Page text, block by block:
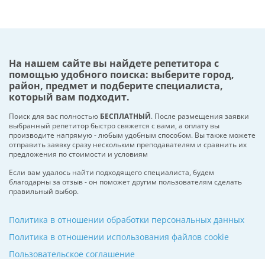
На нашем сайте вы найдете репетитора с
помощью удобного поиска: выберите город,
район, предмет и подберите специалиста,
который вам подходит.
Поиск для вас полностью БЕСПЛАТНЫЙ. После размещения заявки
выбранный репетитор быстро свяжется с вами, а оплату вы
производите напрямую - любым удобным способом. Вы также можете
отправить заявку сразу нескольким преподавателям и сравнить их
предложения по стоимости и условиям
Если вам удалось найти подходящего специалиста, будем
благодарны за отзыв - он поможет другим пользователям сделать
правильный выбор.
Политика в отношении обработки персональных данных
Политика в отношении использования файлов cookie
Пользовательское соглашение